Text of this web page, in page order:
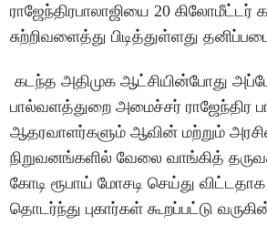
ராஜேந்திரபாலாஜியை 20 கிலோமீட்டர்
சுற்றிவளைத்து பிடித்துள்ளது
கடந்த அதிமுக ஆட்சியின்போது
பால்வளத்துறை அமைச்சர் ராஜேந்திர
ஆதரவாளர்களும் ஆவின் மற்றும்
நிறுவனங்களில் வேலை வாங்கித்
கோடி ரூபாய் மோசடி செய்து
தொடர்ந்து புகார்கள் கூறப்பட்டு